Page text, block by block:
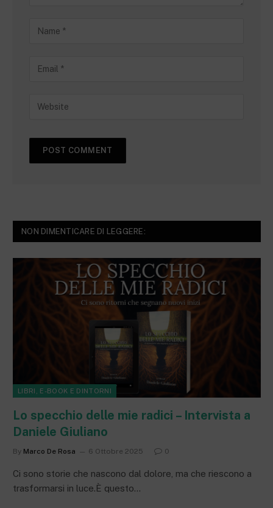
NON DIMENTICARE DI LEGGERE:
LIBRI, E-BOOK E DINTORNI
Lo specchio delle mie radici – Intervista a
Daniele Giuliano
By Marco De Rosa 6 Ottobre 2025 0
Ci sono storie che nascono dal dolore, ma che riescono a
trasformarsi in luce.È questo…